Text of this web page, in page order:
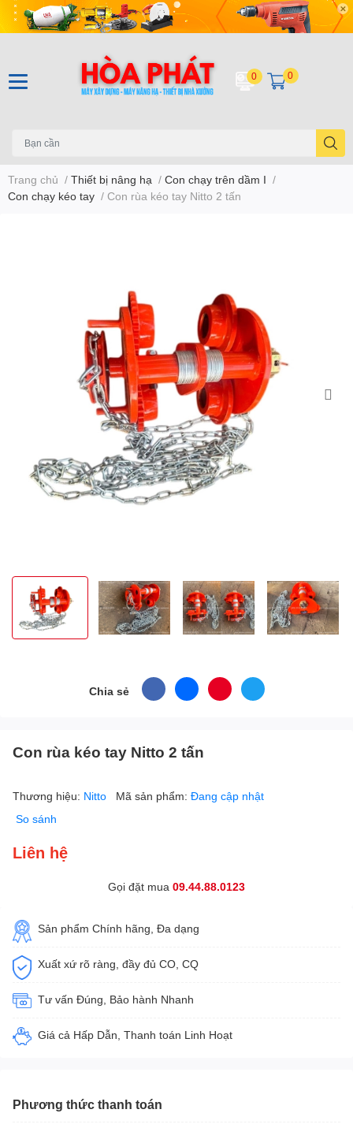
0 0
Trang chủ / Thiết bị nâng hạ / Con chạy trên dầm I /
Con chạy kéo tay / Con rùa kéo tay Nitto 2 tấn
Chia sẻ
Con rùa kéo tay Nitto 2 tấn
Thương hiệu: Nitto Mã sản phẩm: Đang cập nhật
So sánh
Liên hệ
Gọi đặt mua 09.44.88.0123
Sản phẩm Chính hãng, Đa dạng
Xuất xứ rõ ràng, đầy đủ CO, CQ
Tư vấn Đúng, Bảo hành Nhanh
Giá cả Hấp Dẫn, Thanh toán Linh Hoạt
Phương thức thanh toán